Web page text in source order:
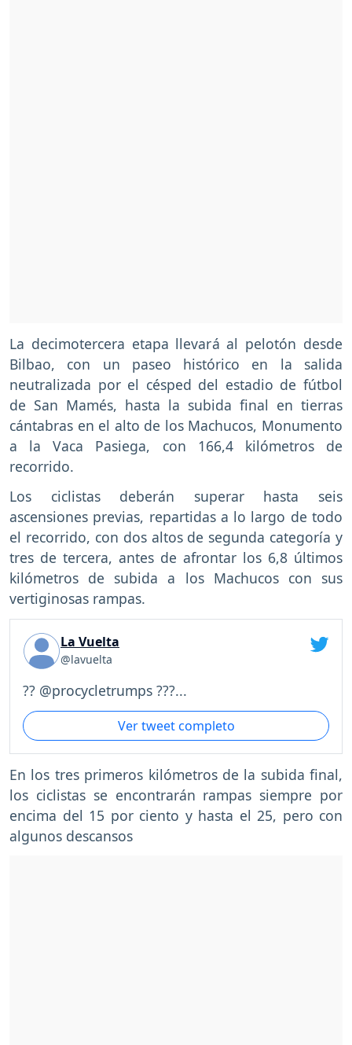
La decimotercera etapa llevará al pelotón desde
Bilbao, con un paseo histórico en la salida
neutralizada por el césped del estadio de fútbol
de San Mamés, hasta la subida final en tierras
cántabras en el alto de los Machucos, Monumento
a la Vaca Pasiega, con 166,4 kilómetros de
recorrido.
Los ciclistas deberán superar hasta seis
ascensiones previas, repartidas a lo largo de todo
el recorrido, con dos altos de segunda categoría y
tres de tercera, antes de afrontar los 6,8 últimos
kilómetros de subida a los Machucos con sus
vertiginosas rampas.
La Vuelta
@lavuelta
?? @procycletrumps ???...
Ver tweet completo
En los tres primeros kilómetros de la subida final,
los ciclistas se encontrarán rampas siempre por
encima del 15 por ciento y hasta el 25, pero con
algunos descansos